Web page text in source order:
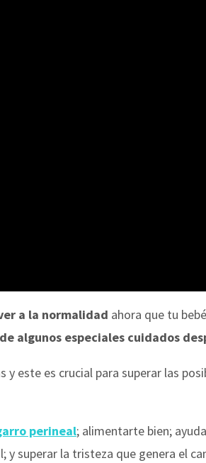
a la normalidad ahora que tu
algunos especiales cuidados
este es crucial para superar las
perineal; alimentarte bien;
superar la tristeza que genera el